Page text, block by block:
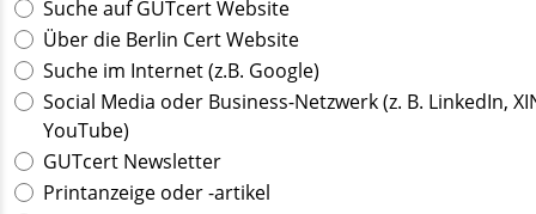
Suche auf GUTcert Website
Über die Berlin Cert Website
Suche im Internet (z.B. Google)
Social Media oder Business-Netzwerk (z. B. LinkedIn,
YouTube)
GUTcert Newsletter
Printanzeige oder -artikel